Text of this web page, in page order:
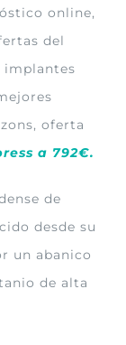
online,
del
implantes
oferta
a 792€.
de
desde su
un abanico
de alta